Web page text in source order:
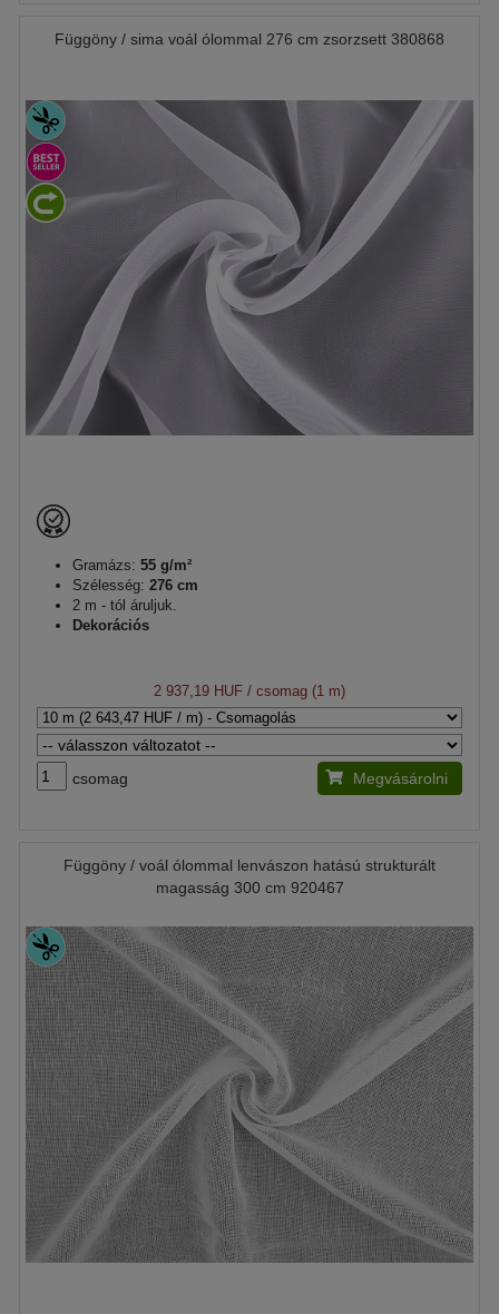
Függöny / sima voál ólommal 276 cm zsorzsett 380868
Gramázs: 55 g/m²
Szélesség: 276 cm
2 m - tól áruljuk.
Dekorációs
2 937,19 HUF / csomag (1 m)
csomag Megvásárolni
Függöny / voál ólommal lenvászon hatású strukturált
magasság 300 cm 920467